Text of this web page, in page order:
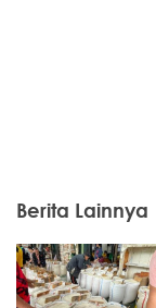
Berita Lainnya